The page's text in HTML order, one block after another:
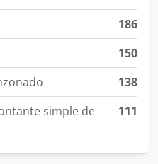
186
150
138
simple de
111